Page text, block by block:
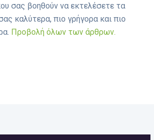
σας βοηθούν να εκτελέσετε τα
καλύτερα, πιο γρήγορα και πιο
Προβολή όλων των άρθρων.